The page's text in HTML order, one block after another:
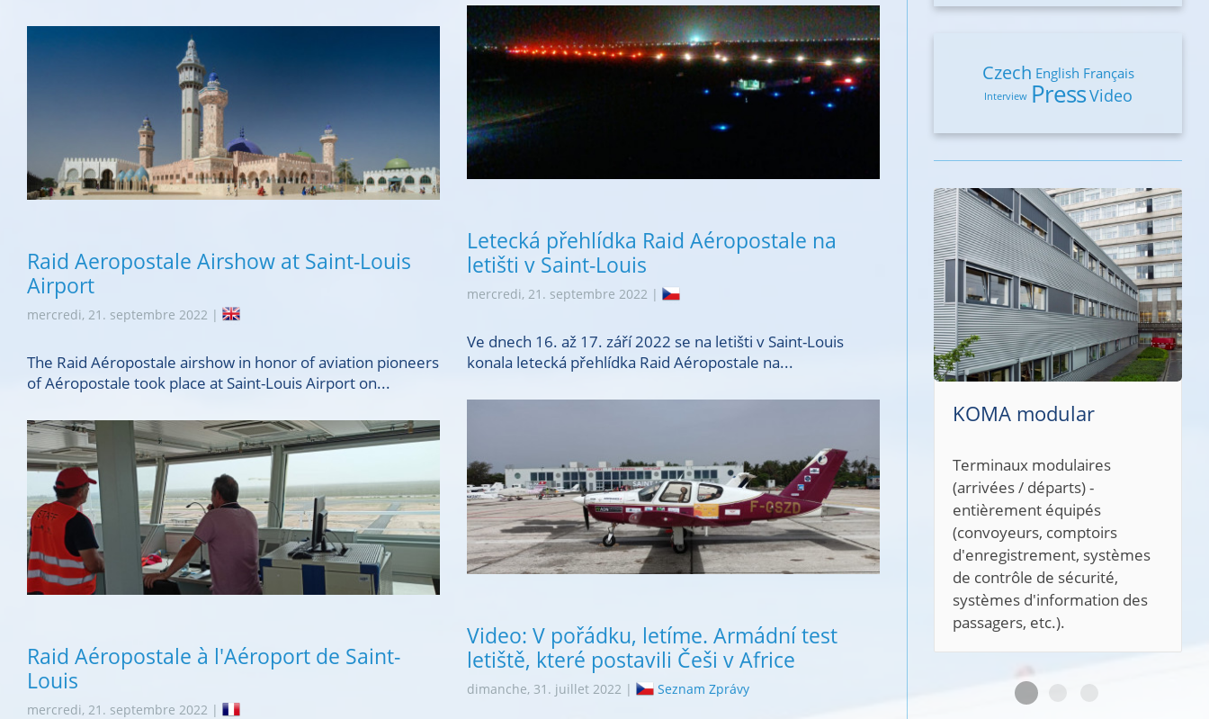
Raid Aeropostale Airshow at Saint-Louis
Airport
mercredi, 21. septembre 2022 |
The Raid Aéropostale airshow in honor of aviation pioneers
of Aéropostale took place at Saint-Louis Airport on...
Raid Aéropostale à l'Aéroport de Saint-
Louis
mercredi, 21. septembre 2022 |
Letecká přehlídka Raid Aéropostale na
letišti v Saint-Louis
mercredi, 21. septembre 2022 |
Ve dnech 16. až 17. září 2022 se na letišti v Saint-Louis
konala letecká přehlídka Raid Aéropostale na...
Video: V pořádku, letíme. Armádní test
letiště, které postavili Češi v Africe
dimanche, 31. juillet 2022 | Seznam Zprávy
Czech English Français
Interview PressVideo
SAFETY PRO s.r.o.
SAFETY PRO (République
tchèque) fournit des activités
d'ingénierie complètes dans
l'industrie de la construction,
ce qui comprend la direction
des travaux, la supervision
technique, la sécurité et la
santé au travail et la
incendies, les travaux
géologiques et géotechniques